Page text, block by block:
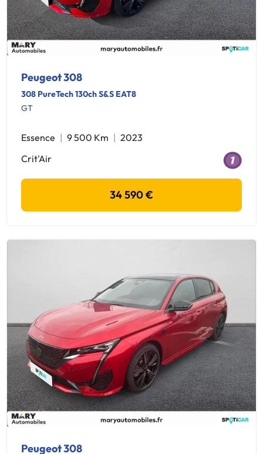
Peugeot 308
308 PureTech 130ch S&S EAT8
GT
Essence 9 500 Km
2023
Crit'Air
34 590 €
Peugeot 308